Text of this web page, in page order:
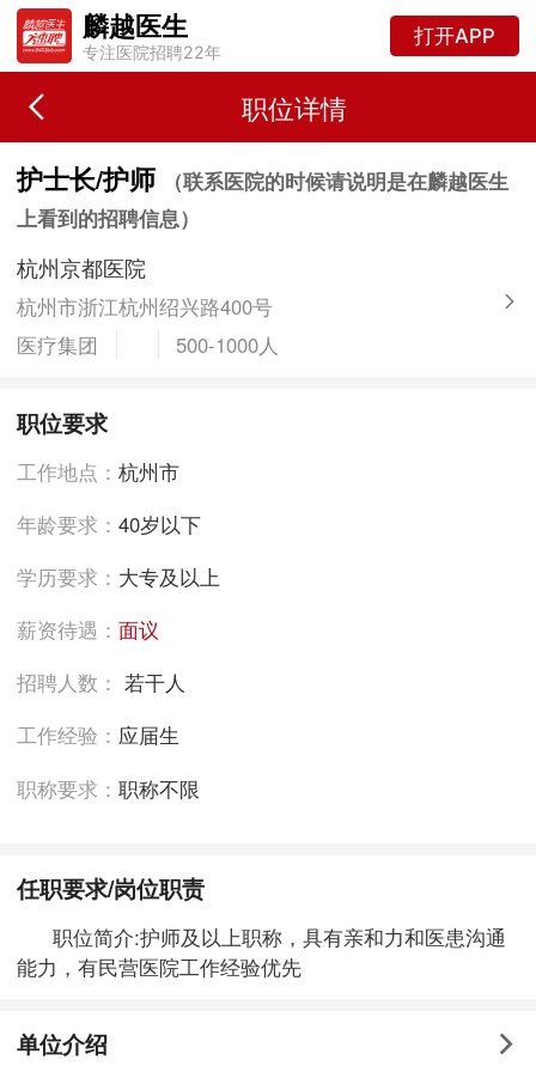
麟越医生
专注医院招聘22年
打开APP
职位详情
护士长/护师
（联系医院的时候请说明是在麟越医生
上看到的招聘信息）
杭州京都医院
杭州市浙江杭州绍兴路400号
医疗集团
500-1000人
职位要求
工作地点：杭州市
年龄要求：40岁以下
学历要求： 大专及以上
薪资待遇：面议
招聘人数：若干人
工作经验： 应届生
职称要求：职称不限
任职要求/岗位职责
职位简介:护师及以上职称，具有亲和力和医患沟通
能力，有民营医院工作经验优先
单位介绍